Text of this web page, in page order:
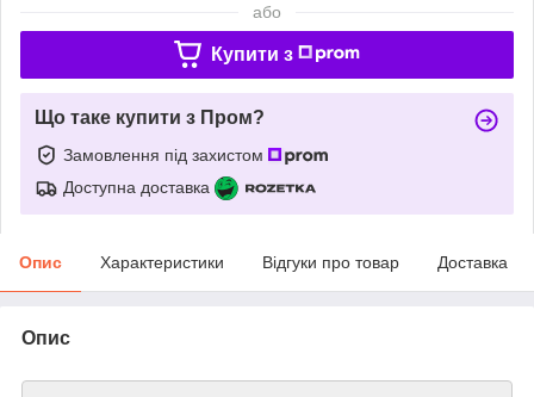
або
Купити з
Що таке купити з Пром?
Замовлення під захистом
Доступна доставка
Опис Характеристики Відгуки про товар Доставка
Опис